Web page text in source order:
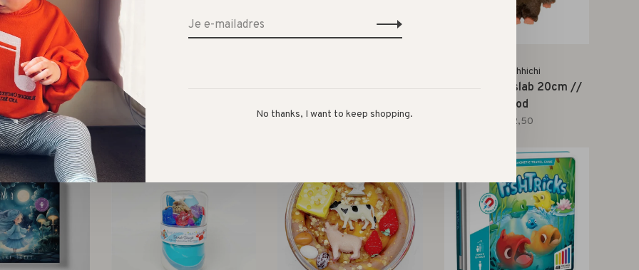
set //
20cm
€59,99
in draagmand // 20cm
€49,99
Monchhichi
jongen met slab 20cm //
rood
€22,50
No thanks, I want to keep shopping.